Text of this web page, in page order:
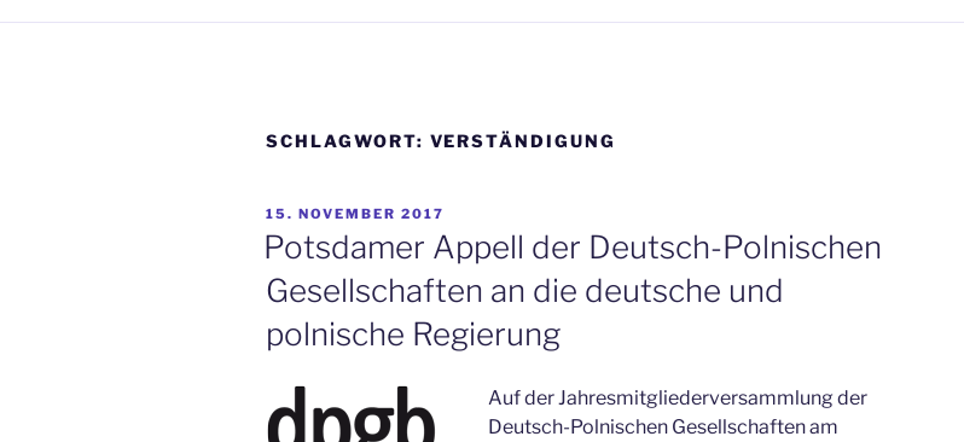
SCHLAGWORT: VERSTÄNDIGUNG
VERÖFFENTLICHT
AM
15. NOVEMBER 2017
Potsdamer Appell der Deutsch-Polnischen
Gesellschaften an die deutsche und
polnische Regierung
Auf der Jahresmitgliederversammlung der
Deutsch-Polnischen Gesellschaften am